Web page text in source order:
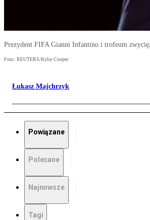
Prezydent FIFA Gianni Infantino i trofeum
Foto: REUTERS/Kylie Cooper
Łukasz Majchrzyk
Powiązane
Polecane
Najnowsze
Tagi